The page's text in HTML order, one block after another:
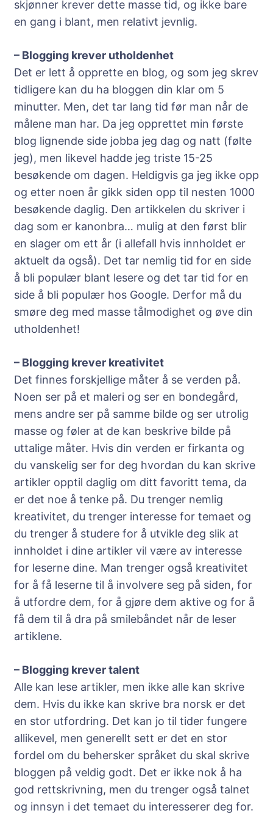
skjønner krever dette masse tid, og ikke bare
en gang i blant, men relativt jevnlig.
– Blogging krever utholdenhet
Det er lett å opprette en blog, og som jeg skrev
tidligere kan du ha bloggen din klar om 5
minutter. Men, det tar lang tid før man når de
målene man har. Da jeg opprettet min første
blog lignende side jobba jeg dag og natt (følte
jeg), men likevel hadde jeg triste 15-25
besøkende om dagen. Heldigvis ga jeg ikke opp
og etter noen år gikk siden opp til nesten 1000
besøkende daglig. Den artikkelen du skriver i
dag som er kanonbra… mulig at den først blir
en slager om ett år (i allefall hvis innholdet er
aktuelt da også). Det tar nemlig tid for en side
å bli populær blant lesere og det tar tid for en
side å bli populær hos Google. Derfor må du
smøre deg med masse tålmodighet og øve din
utholdenhet!
– Blogging krever kreativitet
Det finnes forskjellige måter å se verden på.
Noen ser på et maleri og ser en bondegård,
mens andre ser på samme bilde og ser utrolig
masse og føler at de kan beskrive bilde på
uttalige måter. Hvis din verden er firkanta og
du vanskelig ser for deg hvordan du kan skrive
artikler opptil daglig om ditt favoritt tema, da
er det noe å tenke på. Du trenger nemlig
kreativitet, du trenger interesse for temaet og
du trenger å studere for å utvikle deg slik at
innholdet i dine artikler vil være av interesse
for leserne dine. Man trenger også kreativitet
for å få leserne til å involvere seg på siden, for
å utfordre dem, for å gjøre dem aktive og for å
få dem til å dra på smilebåndet når de leser
artiklene.
– Blogging krever talent
Alle kan lese artikler, men ikke alle kan skrive
dem. Hvis du ikke kan skrive bra norsk er det
en stor utfordring. Det kan jo til tider fungere
allikevel, men generellt sett er det en stor
fordel om du behersker språket du skal skrive
bloggen på veldig godt. Det er ikke nok å ha
god rettskrivning, men du trenger også talnet
og innsyn i det temaet du interesserer deg for.